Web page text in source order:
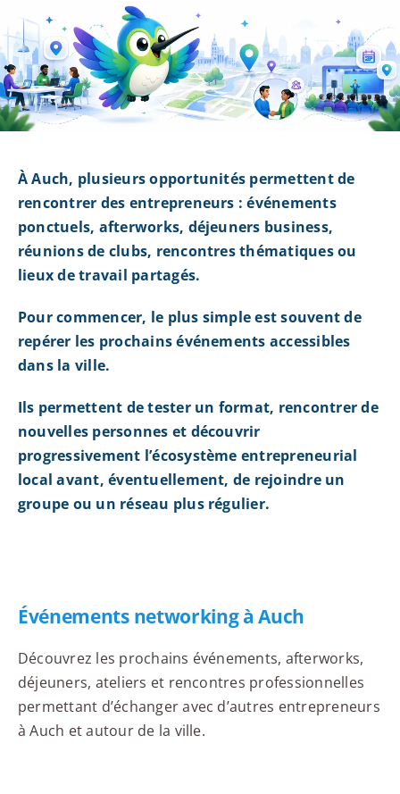
À Auch, plusieurs opportunités permettent de
rencontrer des entrepreneurs : événements
ponctuels, afterworks, déjeuners business,
réunions de clubs, rencontres thématiques ou
lieux de travail partagés.
Pour commencer, le plus simple est souvent de
repérer les prochains événements accessibles
dans la ville.
Ils permettent de tester un format, rencontrer de
nouvelles personnes et découvrir
progressivement l’écosystème entrepreneurial
local avant, éventuellement, de rejoindre un
groupe ou un réseau plus régulier.
Événements networking à Auch
Découvrez les prochains événements, afterworks,
déjeuners, ateliers et rencontres professionnelles
permettant d’échanger avec d’autres entrepreneurs
à Auch et autour de la ville.